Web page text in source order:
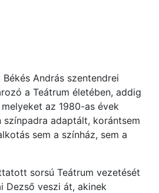
András szentendrei
a Teátrum életében, addig
az 1980-as évek
adaptált, korántsem
sem a színház, sem a
sorsú Teátrum vezetését
Dezső veszi át, akinek